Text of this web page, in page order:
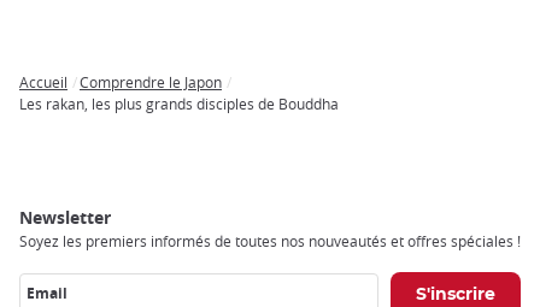
Breadcrumb
Accueil
Comprendre le Japon
Les rakan, les plus grands disciples de Bouddha
Newsletter
Soyez les premiers informés de toutes nos nouveautés et offres spéciales !
Email